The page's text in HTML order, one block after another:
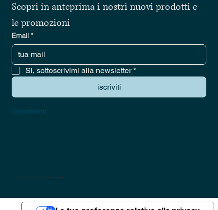
Scopri in anteprima i nostri nuovi prodotti e
le promozioni
Email *
Si, sottoscrivimi alla newsletter *
iscriviti
kristiandodaj